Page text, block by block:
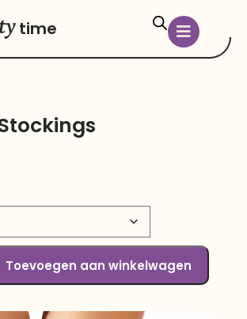
time
Toevoegen aan winkelwagen